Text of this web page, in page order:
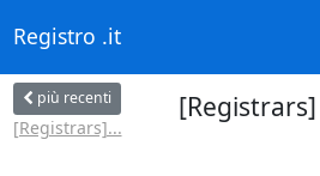
Registro .it
più recenti
[Registrars]...